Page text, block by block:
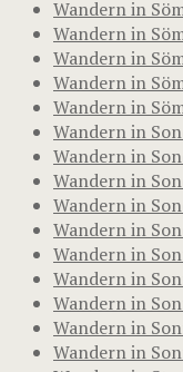
Wandern in
Wandern in
Wandern in
Wandern in
Wandern in
Wandern in
Wandern in
Wandern in
Wandern in
Wandern in
Wandern in
Wandern in
Wandern in
Wandern in
Wandern in